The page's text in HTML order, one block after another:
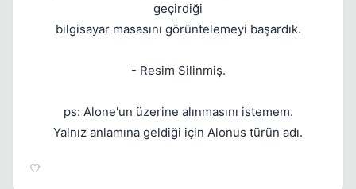
geçirdiği
bilgisayar masasını görüntelemeyi başardık.
- Resim Silinmiş.
ps: Alone'un üzerine alınmasını istemem.
Yalnız anlamına geldiği için Alonus türün adı.